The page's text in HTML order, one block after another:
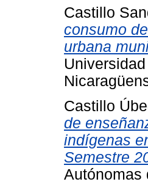
Castillo
consumo
urbana
Castillo
de
indígenas
Semestre
Autónomas